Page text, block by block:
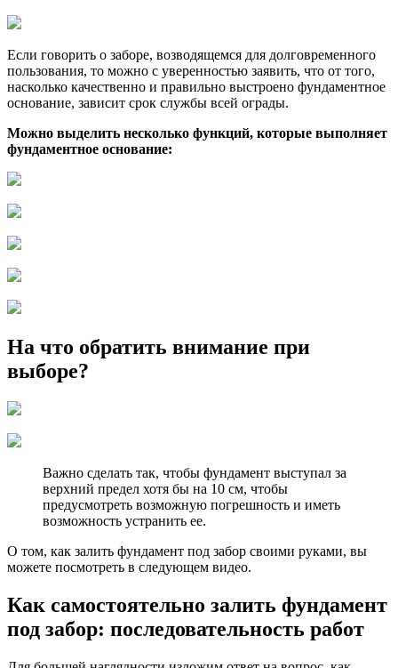
Если говорить о заборе, возводящемся для долговременного
пользования, то можно с уверенностью заявить, что от того,
насколько качественно и правильно выстроено фундаментное
основание, зависит срок службы всей ограды.
Можно выделить несколько функций, которые выполняет
фундаментное основание:
На что обратить внимание при
выборе?
Важно сделать так, чтобы фундамент выступал за
верхний предел хотя бы на 10 см, чтобы
предусмотреть возможную погрешность и иметь
возможность устранить ее.
О том, как залить фундамент под забор своими руками, вы
можете посмотреть в следующем видео.
Как самостоятельно залить фундамент
под забор: последовательность работ